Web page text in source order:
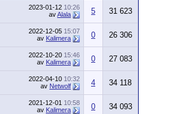
2023-01-12 10:26
avAlala 5 31 623
2022-12-05 15:07
av Kalimera 0 26 306
2022-10-20 15:46
av Kalimera 0 27 083
2022-04-10 10:32
av Netwolf 4 34 118
2021-12-01 10:58
av Kalimera 0 34 093